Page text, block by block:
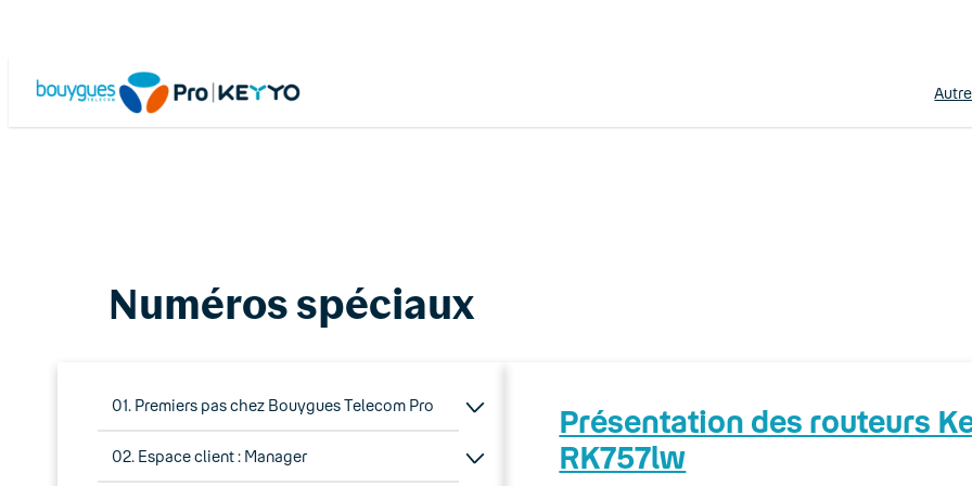
Autre
Numéros spéciaux
01. Premiers pas chez Bouygues Telecom Pro
02. Espace client : Manager
Présentation des routeurs
RK757lw